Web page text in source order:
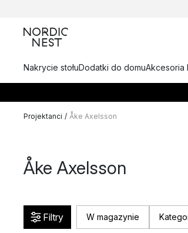
Nakrycie stołuDodatki do domuAkcesoria
Projektanci / Åke Axelsson
Åke Axelsson
Filtry W magazynie